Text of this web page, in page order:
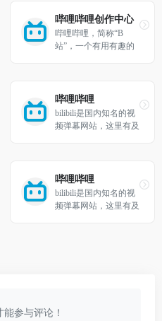
哔哩哔哩创作中心
哔哩哔哩，简称“B
站”，一个有用有趣的
哔哩哔哩
bilibili是国内知名的视
频弹幕网站，这里有及
找到许多欢乐。
哔哩哔哩
bilibili是国内知名的视
频弹幕网站，这里有及
参与评论！